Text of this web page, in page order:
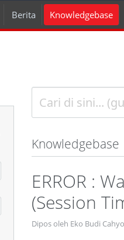
Berita Knowledgebase
Knowledgebase
ERROR :
(Session
Dipos oleh Eko Budi